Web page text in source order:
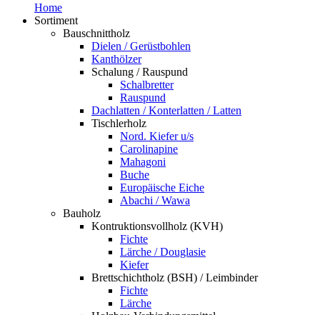
Home
Sortiment
Bauschnittholz
Dielen / Gerüstbohlen
Kanthölzer
Schalung / Rauspund
Schalbretter
Rauspund
Dachlatten / Konterlatten / Latten
Tischlerholz
Nord. Kiefer u/s
Carolinapine
Mahagoni
Buche
Europäische Eiche
Abachi / Wawa
Bauholz
Kontruktionsvollholz (KVH)
Fichte
Lärche / Douglasie
Kiefer
Brettschichtholz (BSH) / Leimbinder
Fichte
Lärche